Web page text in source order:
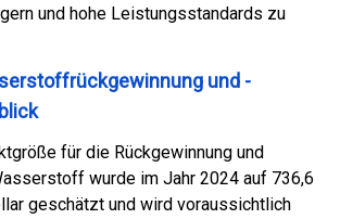
und hohe Leistungsstandards zu
und -
für die Rückgewinnung und
wurde im Jahr 2024 auf 736,6
geschätzt und wird voraussichtlich